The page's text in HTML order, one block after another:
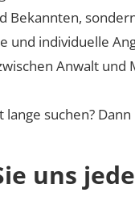
Bekannten,
und individuelle
Anwalt und
lange suchen?
uns